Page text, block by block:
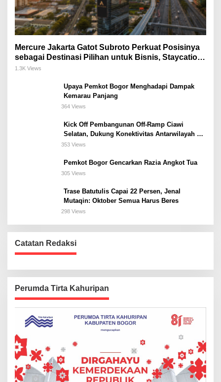
Mercure Jakarta Gatot Subroto Perkuat Posisinya
sebagai Destinasi Pilihan untuk Bisnis, Staycation,
Meeting, dan Kuliner di Jakarta Selatan
1.3K Views
Upaya Pemkot Bogor Menghadapi Dampak
Kemarau Panjang
364 Views
Kick Off Pembangunan Off-Ramp Ciawi
Selatan, Dukung Konektivitas Antarwilayah di
Bogor Selatan
353 Views
Pemkot Bogor Gencarkan Razia Angkot Tua
305 Views
Trase Batutulis Capai 22 Persen, Jenal
Mutaqin: Oktober Semua Harus Beres
298 Views
Catatan Redaksi
Perumda Tirta Kahuripan